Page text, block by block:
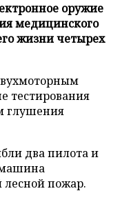
оружие
медицинского
жизни четырех
тестирования
глушения
два пилота и
пожар.